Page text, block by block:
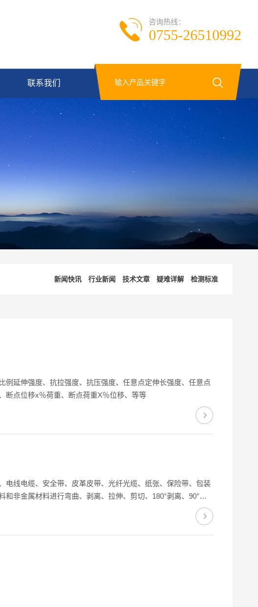
咨询热线：
0755-26510992
联系我们
新闻快讯 行业新闻 技术文章 疑难详解 检测标准
延伸强度、抗拉强度、抗压强度、任意点定伸长强度、任意点
断点位移x％荷重、断点荷重X％位移、等等
线电缆、安全带、皮革皮带、光纤光缆、纸张、保险带、包装
非金属材料进行弯曲、剥离、拉伸、剪切、180°剥离、90°压